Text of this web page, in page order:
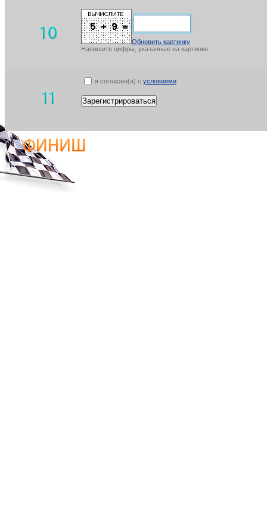
Обновить картинку
Напишите цифры, указанные на картинке
я согласен(а) с условиями
Зарегистрироваться